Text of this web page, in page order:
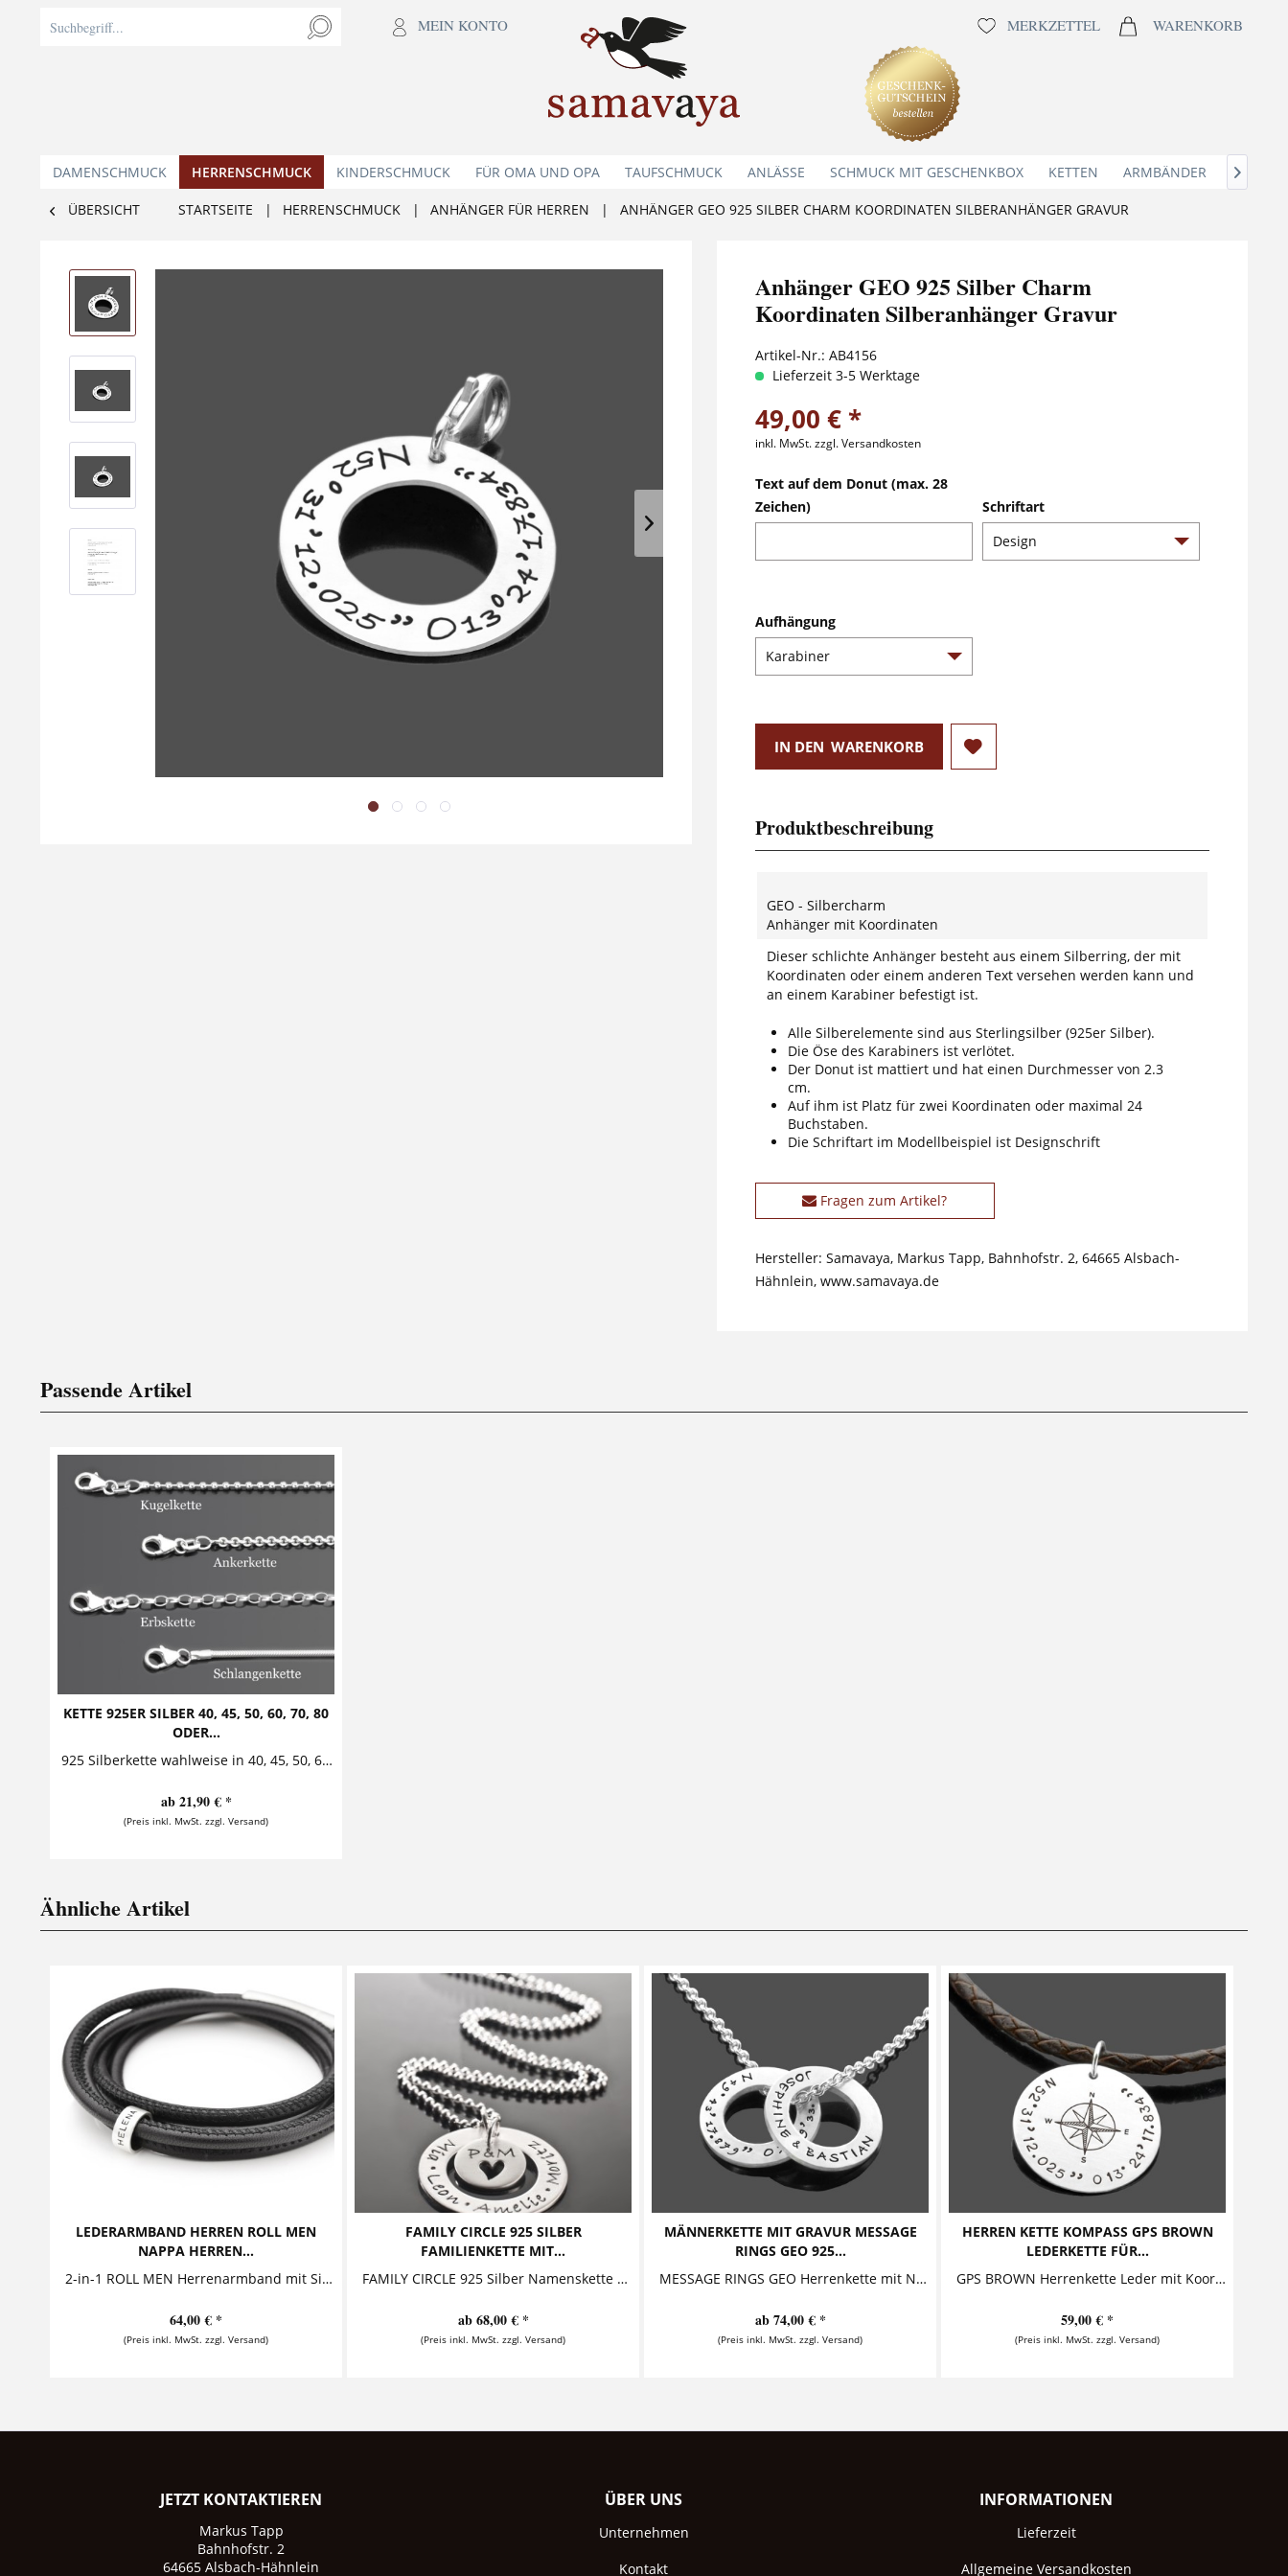
MEIN KONTO MERKZETTEL WARENKORB
DAMENSCHMUCK HERRENSCHMUCK KINDERSCHMUCK FÜR OMA UND OPA TAUFSCHMUCK ANLÄSSE SCHMUCK MIT GESCHENKBOX KETTEN ARMBÄNDER 
ÜBERSICHT STARTSEITE | HERRENSCHMUCK | ANHÄNGER FÜR HERREN | ANHÄNGER GEO 925 SILBER CHARM KOORDINATEN SILBERANHÄNGER GRAVUR
Anhänger GEO 925 Silber Charm
Koordinaten Silberanhänger Gravur
Artikel-Nr.: AB4156
Lieferzeit 3-5 Werktage
49,00 € *
inkl. MwSt.zzgl. Versandkosten
Text auf dem Donut (max. 28
Zeichen)
Schriftart
Aufhängung
IN DEN WARENKORB
Produktbeschreibung
GEO - Silbercharm
Anhänger mit Koordinaten
Dieser schlichte Anhänger besteht aus einem Silberring, der mit
Koordinaten oder einem anderen Text versehen werden kann und
an einem Karabiner befestigt ist.
Alle Silberelemente sind aus Sterlingsilber (925er Silber).
Die Öse des Karabiners ist verlötet.
Der Donut ist mattiert und hat einen Durchmesser von 2.3
cm.
Auf ihm ist Platz für zwei Koordinaten oder maximal 24
Buchstaben.
Die Schriftart im Modellbeispiel ist Designschrift
Fragen zum Artikel?
Hersteller: Samavaya, Markus Tapp, Bahnhofstr. 2, 64665 Alsbach-
Hähnlein, www.samavaya.de
Passende Artikel
KETTE 925ER SILBER 40, 45, 50, 60, 70, 80
ODER...
925 Silberkette wahlweise in 40, 45, 50, 60, 70, 80 oder 90cm Kugel-, Anker-, Erbs- oder Schlangenkette aus 925er Sterling Silber jeweils erhältlich in den Längen 40cm, 45cm, 50cm,...
ab 21,90 € *
(Preis inkl. MwSt. zzgl. Versand)
Ähnliche Artikel
LEDERARMBAND HERREN ROLL MEN
NAPPA HERREN...
2-in-1 ROLL MEN Herrenarmband mit Silberring und Gravur Dieses stylische Lederarmband für Herren besteht aus zwei Nappalederbändern, die von...
64,00 € *
(Preis inkl. MwSt. zzgl. Versand)
FAMILY CIRCLE 925 SILBER
FAMILIENKETTE MIT...
FAMILY CIRCLE 925 Silber Namenskette Diese zauberhafte Familienkette mit Gravur aus 925 Sterling Silber trägt einen Silberring, auf den die...
ab 68,00 € *
(Preis inkl. MwSt. zzgl. Versand)
MÄNNERKETTE MIT GRAVUR MESSAGE
RINGS GEO 925...
MESSAGE RINGS GEO Herrenkette mit Namen und Koordinaten Diese außergewöhnliche Herrenkette mit Gravur aus 925 Sterling Silber besteht aus zwei Message Rings und einer Silberkette....
ab 74,00 € *
(Preis inkl. MwSt. zzgl. Versand)
HERREN KETTE KOMPASS GPS BROWN
LEDERKETTE FÜR...
GPS BROWN Herrenkette Leder mit Koordinaten Diese stylische Kette für Herren kombiniert erstklassiges Leder mit echtem Silber. Der Anhänger, der mit den Koordinaten eines ganz...
59,00 € *
(Preis inkl. MwSt. zzgl. Versand)
JETZT KONTAKTIEREN
Markus Tapp
Bahnhofstr. 2
64665 Alsbach-Hähnlein
ÜBER UNS
Unternehmen
Kontakt
INFORMATIONEN
Lieferzeit
Allgemeine Versandkosten